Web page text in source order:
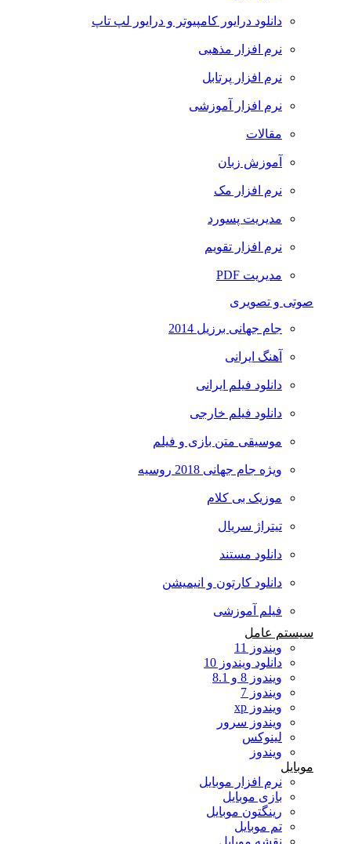
دانلود درایور کامپیوتر و درایور لپ تاپ
نرم افزار مذهبی
نرم افزار پرتابل
نرم افزار آموزشی
مقالات
آموزش زبان
نرم افزار مک
مدیریت پسورد
نرم افزار تقویم
مدیریت PDF
صوتی و تصویری
جام جهانی برزیل 2014
آهنگ ایرانی
دانلود فیلم ایرانی
دانلود فیلم خارجی
موسیقی متن بازی و فیلم
ویژه جام جهانی 2018 روسیه
موزیک بی کلام
تیتراژ سریال
دانلود مستند
دانلود کارتون و انیمیشن
فیلم آموزشی
سیستم عامل
ویندوز 11
دانلود ویندوز 10
ویندوز 8 و 8.1
ویندوز 7
ویندوز xp
ویندوز سرور
لینوکس
ویندوز
موبایل
نرم افزار موبایل
بازی موبایل
رینگتون موبایل
تم موبایل
نقشه موبایل